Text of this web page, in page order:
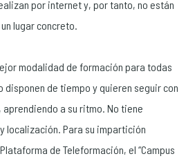
por internet y, por tanto, no están
lugar concreto.
modalidad de formación para todas
disponen de tiempo y quieren seguir con
a su ritmo. No tiene
localización. Para su impartición
de Teleformación, el “Campus